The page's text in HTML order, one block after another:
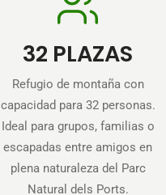
32 PLAZAS
Refugio de montaña con
capacidad para 32 personas.
Ideal para grupos, familias o
escapadas entre amigos en
plena naturaleza del Parc
Natural dels Ports.